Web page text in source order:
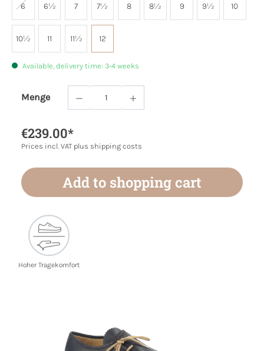
6 6½ 7 7½ 8 8½ 9 9½ 10
10½ 11 11½ 12
Available, delivery time: 3-4 weeks
Menge
Product Quantity: Enter the desired
€239.00*
Prices incl. VAT plus shipping costs
Add to shopping cart
Hoher Tragekomfort